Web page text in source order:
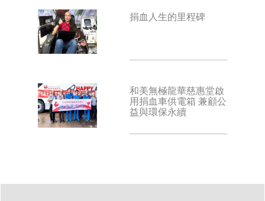
捐血人生的里程碑
和美無極龍華慈惠堂啟
用捐血車供電箱 兼顧公
益與環保永續